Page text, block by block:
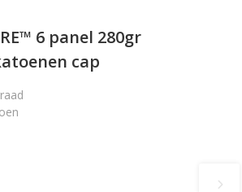
6 panel 280gr
cap